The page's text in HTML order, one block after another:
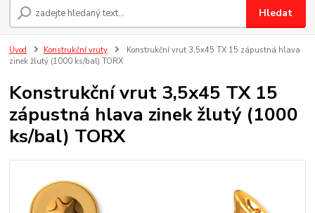
Hledat
Úvod Konstrukční vruty
Konstrukční vrut 3,5x45 TX 15 zápustná hlava
zinek žlutý (1000 ks/bal) TORX
Konstrukční vrut 3,5x45 TX 15
zápustná hlava zinek žlutý (1000
ks/bal) TORX